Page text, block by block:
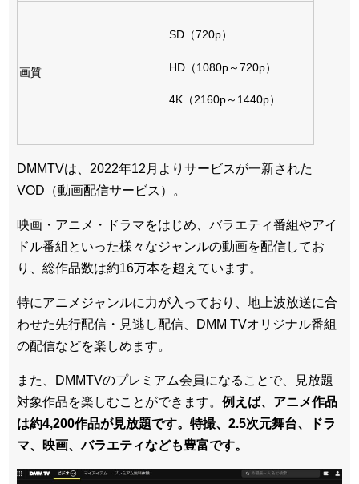
画質
SD（720p）
HD（1080p～720p）
4K（2160p～1440p）
DMMTVは、2022年12月よりサービスが一新された
VOD（動画配信サービス）。
映画・アニメ・ドラマをはじめ、バラエティ番組やアイ
ドル番組といった様々なジャンルの動画を配信してお
り、総作品数は約16万本を超えています。
特にアニメジャンルに力が入っており、地上波放送に合
わせた先行配信・見逃し配信、DMM TVオリジナル番組
の配信などを楽しめます。
また、DMMTVのプレミアム会員になることで、見放題
対象作品を楽しむことができます。 例えば、アニメ作品
は約4,200作品が見放題です。特撮、2.5次元舞台、ドラ
マ、映画、バラエティなども豊富です。